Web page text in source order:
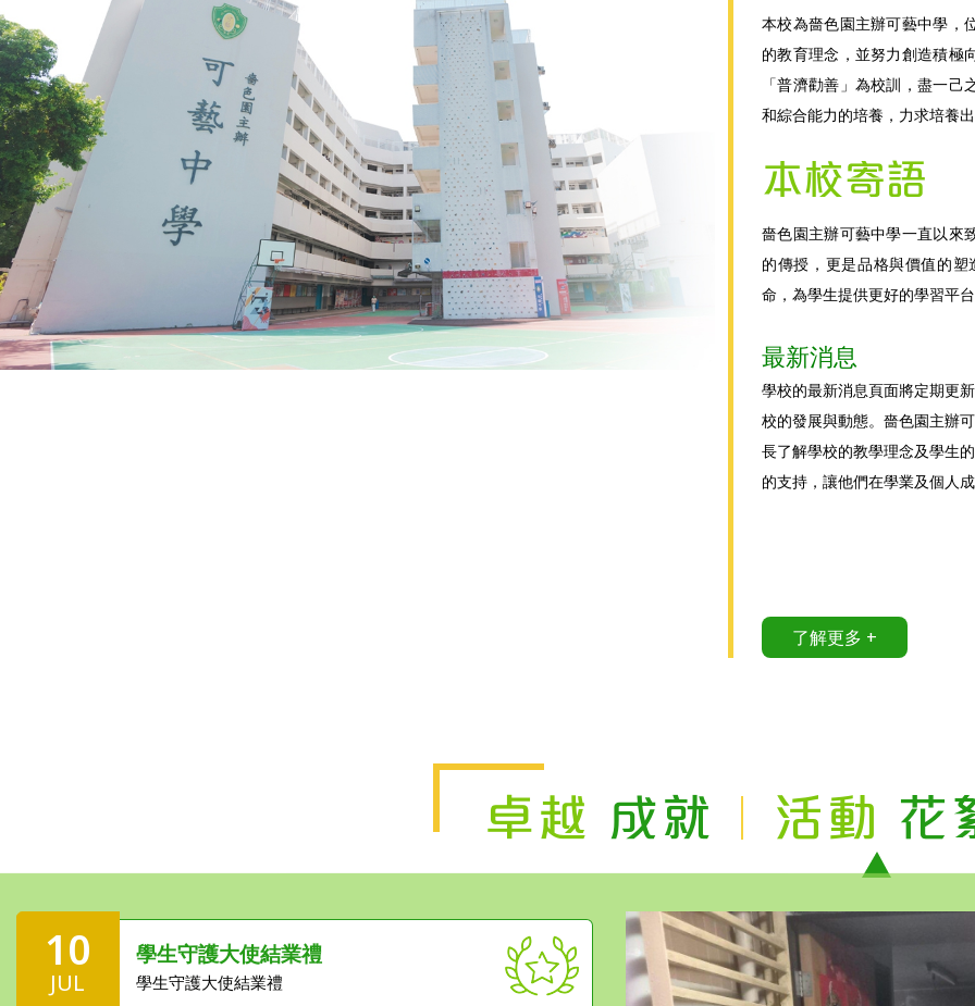
本校為嗇色園主辦可藝中學，
的教育理念，並努力創造積極
「普濟勸善」為校訓，盡一
和綜合能力的培養，力求培養
本校寄語
嗇色園主辦可藝中學一直以來
的傳授，更是品格與價值的
命，為學生提供更好的學習平
最新消息
學校的最新消息頁面將定期更
校的發展與動態。嗇色園主辦
長了解學校的教學理念及學生
的支持，讓他們在學業及個人
了解更多 +
卓越 成就 活動 花
10
JUL
學生守護大使結業禮
學生守護大使結業禮